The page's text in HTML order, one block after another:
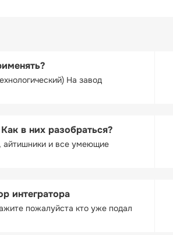
На завод
в них разобраться?
айтишники и все умеющие
интегратора
пожалуйста кто уже подал